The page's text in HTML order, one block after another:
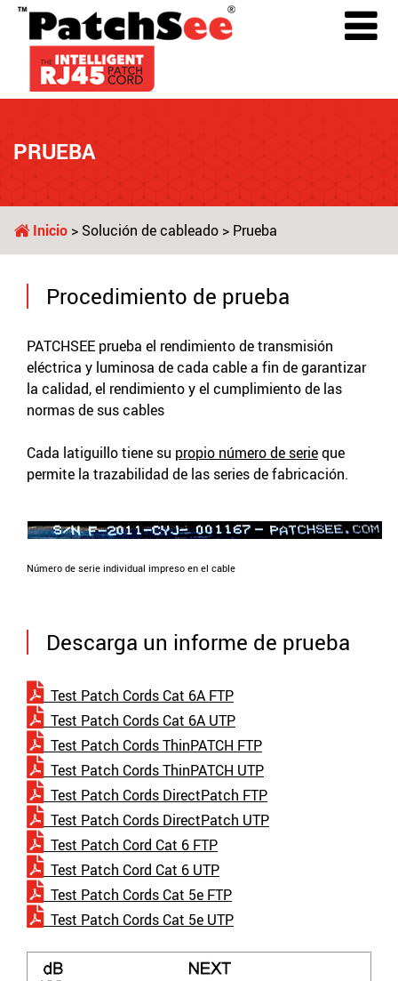
PRUEBA
Inicio > Solución de cableado > Prueba
Procedimiento de prueba
PATCHSEE prueba el rendimiento de transmisión
eléctrica y luminosa de cada cable a fin de garantizar
la calidad, el rendimiento y el cumplimiento de las
normas de sus cables
Cada latiguillo tiene su propio número de serieque
permite la trazabilidad de las series de fabricación.
Número de serie individual impreso en el cable
Descarga un informe de prueba
Test Patch Cords Cat 6A FTP
Test Patch Cords Cat 6A UTP
Test Patch Cords ThinPATCH FTP
Test Patch Cords ThinPATCH UTP
Test Patch Cords DirectPatch FTP
Test Patch Cords DirectPatch UTP
Test Patch Cord Cat 6 FTP
Test Patch Cord Cat 6 UTP
Test Patch Cords Cat 5e FTP
Test Patch Cords Cat 5e UTP